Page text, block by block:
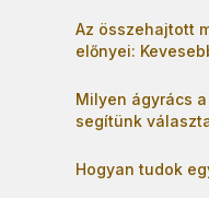
Az összehajtott
előnyei:
Milyen ágyrács
segítünk
Hogyan tudok